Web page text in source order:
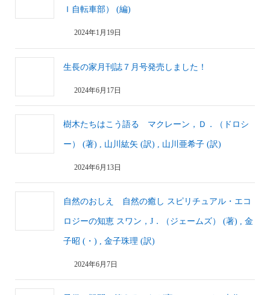
Ｉ自転車部） (編)
2024年1月19日
生長の家月刊誌７月号発売しました！
2024年6月17日
樹木たちはこう語る マクレーン，Ｄ．（ドロシ
ー） (著) , 山川紘矢 (訳) , 山川亜希子 (訳)
2024年6月13日
自然のおしえ 自然の癒し スピリチュアル・エコ
ロジーの知恵 スワン，J．（ジェームズ） (著) , 金
子昭 (・) , 金子珠理 (訳)
2024年6月7日